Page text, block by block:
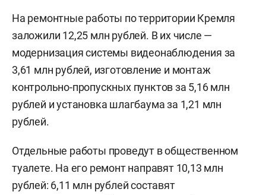
На ремонтные работы по территории Кремля
заложили 12,25 млн рублей. В их числе —
модернизация системы видеонаблюдения за
3,61 млн рублей, изготовление и монтаж
контрольно-пропускных пунктов за 5,16 млн
рублей и установка шлагбаума за 1,21 млн
рублей.
Отдельные работы проведут в общественном
туалете. На его ремонт направят 10,13 млн
рублей: 6,11 млн рублей составят